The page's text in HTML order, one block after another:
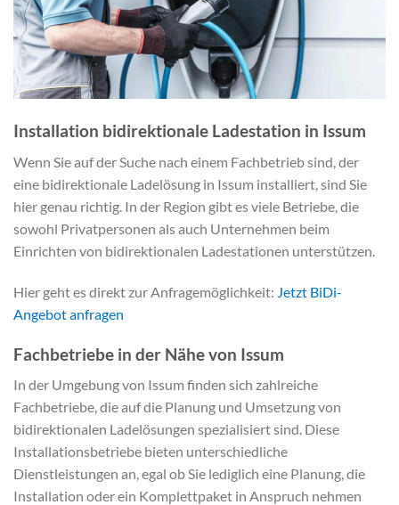
Installation bidirektionale Ladestation in Issum
Wenn Sie auf der Suche nach einem Fachbetrieb sind, der
eine bidirektionale Ladelösung in Issum installiert, sind Sie
hier genau richtig. In der Region gibt es viele Betriebe, die
sowohl Privatpersonen als auch Unternehmen beim
Einrichten von bidirektionalen Ladestationen unterstützen.
Hier geht es direkt zur Anfragemöglichkeit: Jetzt BiDi-
Angebot anfragen
Fachbetriebe in der Nähe von Issum
In der Umgebung von Issum finden sich zahlreiche
Fachbetriebe, die auf die Planung und Umsetzung von
bidirektionalen Ladelösungen spezialisiert sind. Diese
Installationsbetriebe bieten unterschiedliche
Dienstleistungen an, egal ob Sie lediglich eine Planung, die
Installation oder ein Komplettpaket in Anspruch nehmen